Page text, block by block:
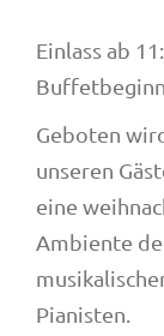
Einlass ab
Geboten
unseren
eine
Ambiente
Pianisten.